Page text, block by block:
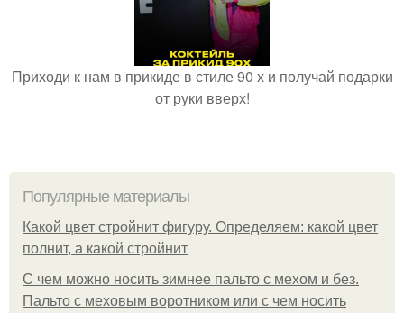
Приходи к нам в прикиде в стиле 90 х и получай подарки
от руки вверх!
Популярные материалы
Какой цвет стройнит фигуру. Определяем: какой цвет
полнит, а какой стройнит
C чем можно носить зимнее пальто с мехом и без.
Пальто с меховым воротником или с чем носить